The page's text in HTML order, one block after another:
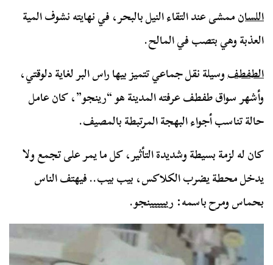
اللسانممشى عند التقاء النيل بالبحر، في نهايته نشوف المية
العذبة وهي بتصب في المالح.
الطفطفوسيلة نقل جماعي تتميز بيها راس البر لغاية دلوقتي،
وأشهر سواق طفطف عرفته المدينة هو “رينجو”، كان عامل
حالة تناسب أجواء البهجة المرتبطة بالمصيف.
كان له لزمة بسيطة وشديدة التأثير، كل ما يمر على تجمع ولا
يدخل محطة يضرب الكلاكس، بيب بيب.. فيهتف الناس
بحماس ومرح باسمه: ريييييينجو.